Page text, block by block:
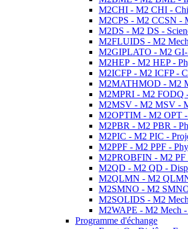
M2CHI - M2 CHI -
M2CPS - M2 CCSN -
M2DS - M2 DS -
M2FLUIDS - M2
M2GIPLATO - M2 GI-
M2HEP - M2 HEP -
M2ICFP - M2 ICFP -
M2MATHMOD - M2
M2MPRI - M2 FODQ
M2MSV - M2 MSV -
M2OPTIM - M2 OPT -
M2PBR - M2 PBR -
M2PIC - M2 PIC -
M2PPF - M2 PPF -
M2PROBFIN - M2 PF
M2QD - M2 QD -
M2QLMN - M2 QLMN
M2SMNO - M2 SMNO
M2SOLIDS - M2
M2WAPE - M2 Mech
Programme d'échange